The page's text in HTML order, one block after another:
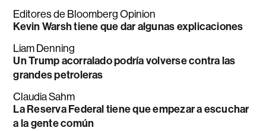
Editores de Bloomberg Opinion
Kevin Warsh tiene que dar algunas explicaciones
Liam Denning
Un Trump acorralado podría volverse contra las
grandes petroleras
Claudia Sahm
La Reserva Federal tiene que empezar a escuchar
a la gente común